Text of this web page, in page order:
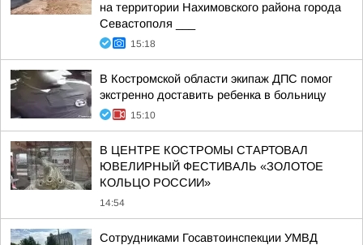
на территории Нахимовского района города
Севастополя ___
15:18
В Костромской области экипаж ДПС помог
экстренно доставить ребенка в больницу
15:10
В ЦЕНТРЕ КОСТРОМЫ СТАРТОВАЛ
ЮВЕЛИРНЫЙ ФЕСТИВАЛЬ «ЗОЛОТОЕ
КОЛЬЦО РОССИИ»
14:54
Сотрудниками Госавтоинспекции УМВД